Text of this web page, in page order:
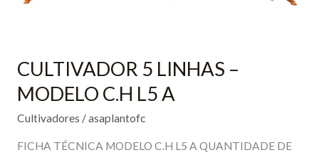
CULTIVADOR 5 LINHAS –
MODELO C.H L5 A
Cultivadores /asaplantofc
FICHA TÉCNICA MODELO C.H L5 A QUANTIDADE DE